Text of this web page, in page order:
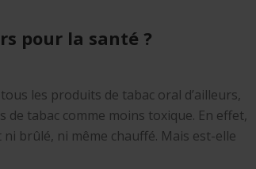
pour la santé ?
les produits de tabac oral d’ailleurs,
tabac comme moins toxique. En effet,
brûlé, ni même chauffé. Mais est-elle